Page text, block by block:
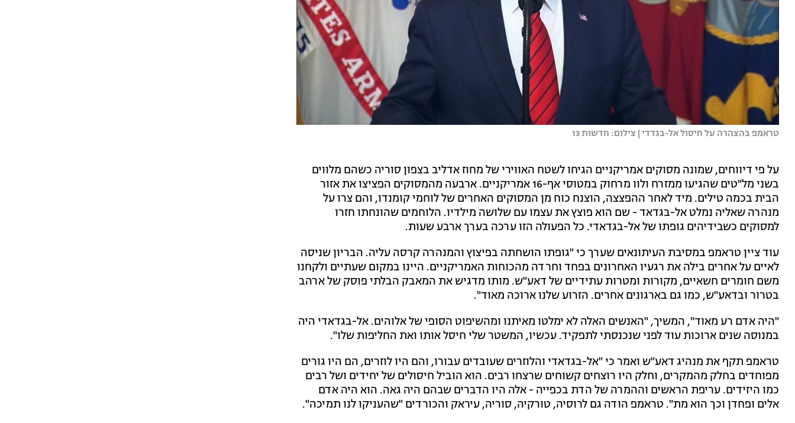
טראמפ בהצהרה על חיסול אל-בגדדי | צילום: חדשות 13
על פי דיווחים, שמונה מסוקים אמריקניים הגיחו לשטח האווירי של מחוז אדליב בצפון סוריה כשהם מלווים
בשני מל"טים שהגיעו ממזרח ולוו מרחוק במטוסי אף-16 אמריקניים. ארבעה מהמסוקים הפציצו את אזור
הבית בכמה טילים. מיד לאחר ההפצצה, הוצנח כוח מן המסוקים האחרים של לוחמי קומנדו, והם צרו על
מנהרה שאליה נמלט אל-בגדאד - שם הוא פוצץ את עצמו עם שלושה מילדיו. הלוחמים שהונחתו חזרו
למסוקים כשבידיהים גופתו של אל-בגדאדי. כל הפעולה הזו ערכה בערך ארבע שעות.
עוד ציין טראמפ במסיבת העיתונאים שערך כי "גופתו הושחתה בפיצוץ והמנהרה קרסה עליה. הבריון שניסה
לאיים על אחרים בילה את רגעיו האחרונים בפחד וחרדה מהכוחות האמריקניים. היינו במקום שעתיים ולקחנו
משם חומרים חשאיים, מקורות ומטרות עתידיים של דאע"ש. מותו מדגיש את המאבק הבלתי פוסק של ארהב
בטרור ובדאע"ש, כמו גם בארגונים אחרים. הזרוע שלנו ארוכה מאוד".
"היה אדם רע מאוד", המשיך, "האנשים האלה לא ימלטו מאיתנו ומהשיפוט הסופי של אלוהים. אל-בגדאדי היה
במנוסה שנים ארוכות עוד לפני שנכנסתי לתפקיד. עכשיו, המשטר שלי חיסל אותו ואת החליפות שלו".
טראמפ תקף את מנהיג דאע"ש ואמר כי "אל-בגדאדי והלוזרים שעובדים עבורו, והם היו לוזרים, הם היו גורים
מפוחדים בחלק מהמקרים, וחלק היו רוצחים קשוחים שרצחו רבים. הוא הוביל חיסולים של יחידים ושל רבים
כמו היזידים. עריפת הראשים וההמרה של הדת בכפייה - אלה היו הדברים שבהם היה גאה. הוא היה אדם
אלים ופחדן וכך הוא מת". טראמפ הודה גם לרוסיה, טורקיה, סוריה, עיראק והכורדים "שהעניקו לנו תמיכה".